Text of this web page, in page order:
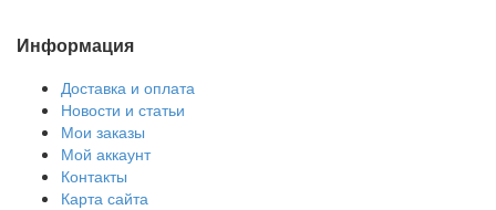
Информация
Доставка и оплата
Новости и статьи
Мои заказы
Мой аккаунт
Контакты
Карта сайта